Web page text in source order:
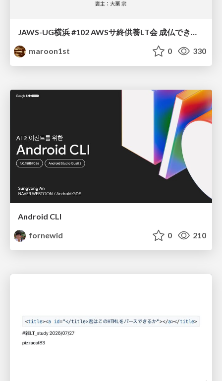
maroon1st
0 330
Android CLI
fornewid
0 210